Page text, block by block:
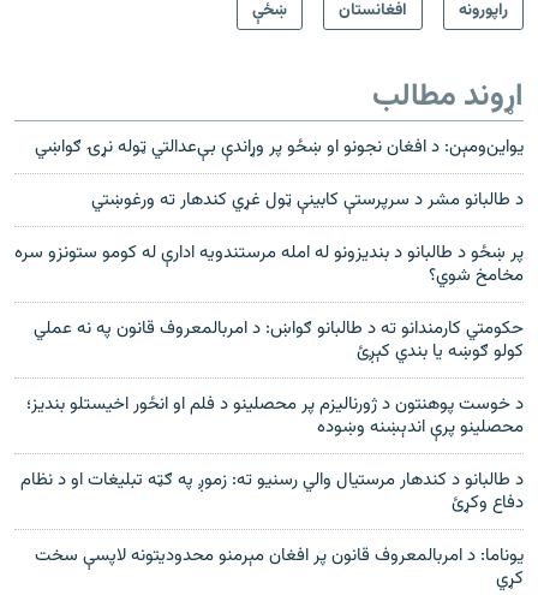
راپورونه افغانستان ښځې
اړوند مطالب
یو‌اين‌ومېن: د افغان نجونو او ښځو پر وړاندې بې‌عدالتي ټوله نړۍ ګواښي
د طالبانو مشر د سرپرستې کابینې ټول غړي کندهار ته ورغوښتي
پر ښځو د طالبانو د بنديزونو له امله مرستندويه ادارې له کومو ستونزو سره
مخامخ شوي؟
حکومتي کارمندانو ته د طالبانو ګواښ: د امربالمعروف قانون په نه عملي
کولو ګوښه یا بندي کېږئ
د خوست پوهنتون د ژورنالیزم پر محصلینو د فلم او انځور اخیستلو بندیز؛
محصلینو پرې اندېښنه وښوده
د طالبانو د کندهار مرستيال والي رسنيو ته: زموږ په ګټه تبليغات او د نظام
دفاع وکړئ
يوناما: د امربالمعروف قانون پر افغان مېرمنو محدوديتونه لاپسې سخت
کړي